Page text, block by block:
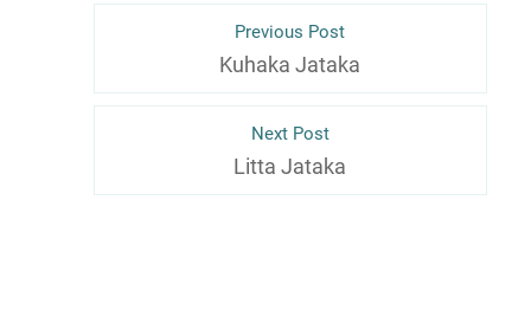
Previous Post
Kuhaka Jataka
Next Post
Litta Jataka